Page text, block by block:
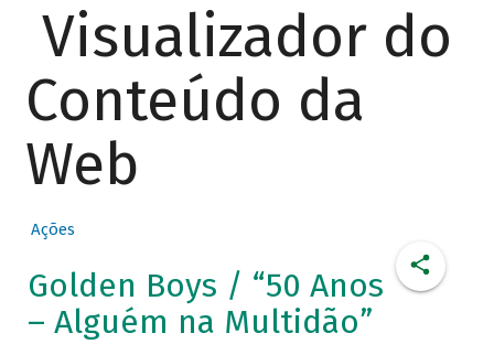
Visualizador do
Conteúdo da
Web
Ações
Golden Boys / “50 Anos
– Alguém na Multidão”